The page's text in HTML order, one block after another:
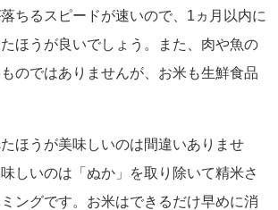
ちるスピードが速いので、1ヵ月以内に
ほうが良いでしょう。また、肉や魚の
のではありませんが、お米も生鮮食品
ほうが美味しいのは間違いありませ
しいのは「ぬか」を取り除いて精米さ
ングです。お米はできるだけ早めに消